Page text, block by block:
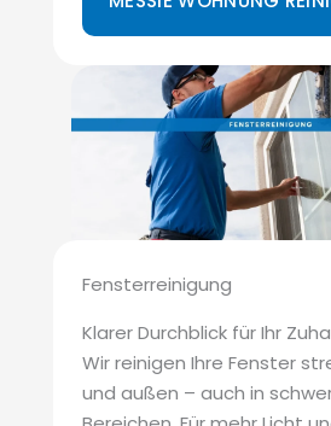
Fensterreinigung
Klarer Durchblick für Ihr
Wir reinigen Ihre Fenster
und außen – auch in